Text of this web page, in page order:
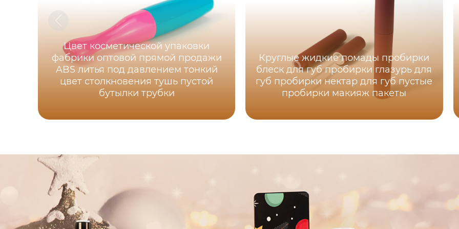
Цвет косметической упаковки
фабрики оптовой прямой продажи
ABS литья под давлением тонкий
цвет столкновения тушь пустой
бутылки трубки
Круглые жидкие помады пробирки
блеск для губ пробирки глазурь для
губ пробирки нектар для губ пустые
пробирки макияж пакеты